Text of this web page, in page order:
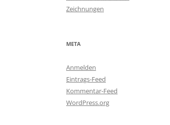
Zeichnungen
META
Anmelden
Eintrags-Feed
Kommentar-Feed
WordPress.org